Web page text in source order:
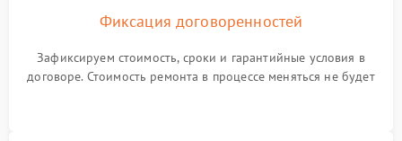
Фиксация договоренностей
Зафиксируем стоимость, сроки и гарантийные условия в
договоре. Стоимость ремонта в процессе меняться не будет